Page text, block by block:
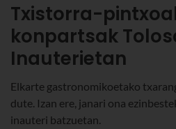
Txistorra-
konpartsak
Inauterietan
Elkarte gastronomikoetako
dute. Izan ere, janari ona
inauteri batzuetan.